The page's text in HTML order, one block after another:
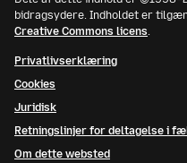
bidragsydere. Indholdet er
Creative Commons licens.
Privatlivserklæring
Cookies
Juridisk
Retningslinjer for deltagelse i
Om dette websted